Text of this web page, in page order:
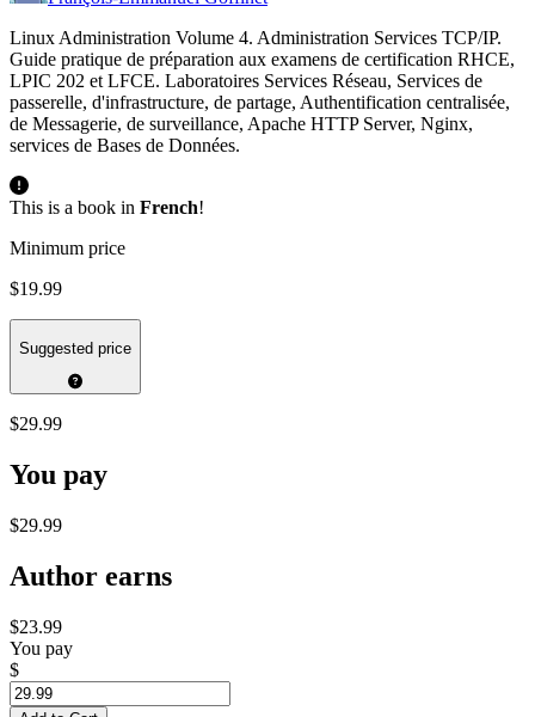
Linux Administration Volume 4. Administration Services TCP/IP.
Guide pratique de préparation aux examens de certification RHCE,
LPIC 202 et LFCE. Laboratoires Services Réseau, Services de
passerelle, d'infrastructure, de partage, Authentification centralisée,
de Messagerie, de surveillance, Apache HTTP Server, Nginx,
services de Bases de Données.
This is a book in French!
Minimum price
$19.99
Suggested price
$29.99
You pay
$29.99
Author earns
$23.99
You pay
$